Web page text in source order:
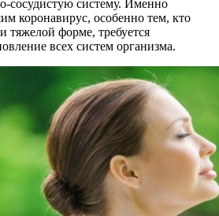
сосудистую систему. Именно
коронавирус, особенно тем, кто
тяжелой форме, требуется
всех систем организма.